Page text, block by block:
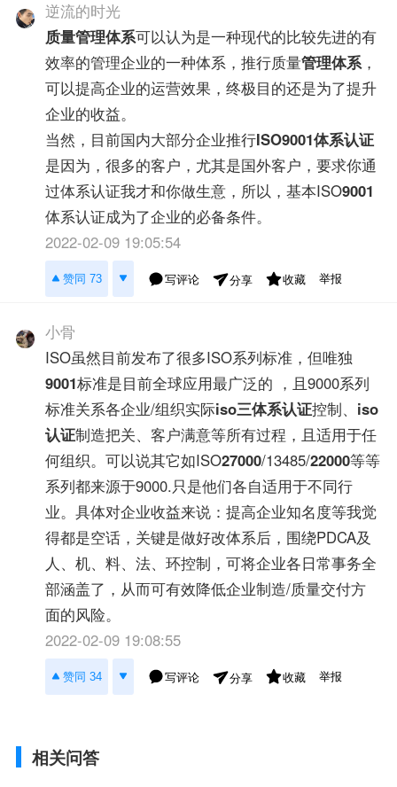
逆流的时光
质量管理体系可以认为是一种现代的比较先进的有
效率的管理企业的一种体系，推行质量管理体系，
可以提高企业的运营效果，终极目的还是为了提升
企业的收益。
当然，目前国内大部分企业推行ISO9001体系认证
是因为，很多的客户，尤其是国外客户，要求你通
过体系认证我才和你做生意，所以，基本ISO9001
体系认证成为了企业的必备条件。
2022-02-09 19:05:54
赞同 73 写评论 分享 收藏 举报
小骨
ISO虽然目前发布了很多ISO系列标准，但唯独
9001标准是目前全球应用最广泛的 ，且9000系列
标准关系各企业/组织实际iso三体系认证控制、 iso
认证制造把关、客户满意等所有过程，且适用于任
何组织。可以说其它如ISO27000/13485/22000等等
系列都来源于9000.只是他们各自适用于不同行
业。具体对企业收益来说：提高企业知名度等我觉
得都是空话，关键是做好改体系后，围绕PDCA及
人、机、料、法、环控制，可将企业各日常事务全
部涵盖了，从而可有效降低企业制造/质量交付方
面的风险。
2022-02-09 19:08:55
赞同 34 写评论 分享 收藏 举报
相关问答